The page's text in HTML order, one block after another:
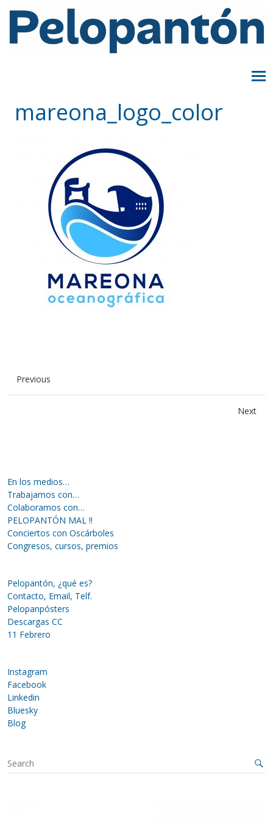
mareona_logo_color
Previous
Next
En los medios…
Trabajamos con…
Colaboramos con…
PELOPANTÓN MAL !!
Conciertos con Oscárboles
Congresos, cursos, premios
Pelopantón, ¿qué es?
Contacto, Email, Telf.
Pelopanpósters
Descargas CC
11 Febrero
Instagram
Facebook
Linkedin
Bluesky
Blog
S
e